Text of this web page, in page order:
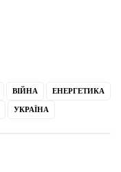
ВІЙНА
ЕНЕРГЕТИКА
УКРАЇНА